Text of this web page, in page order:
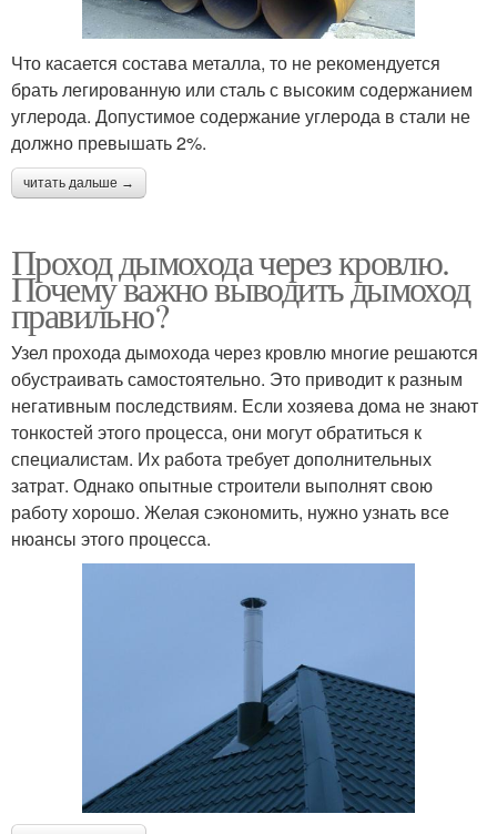
Что касается состава металла, то не рекомендуется
брать легированную или сталь с высоким содержанием
углерода. Допустимое содержание углерода в стали не
должно превышать 2%.
читать дальше →
Проход дымохода через кровлю.
Почему важно выводить дымоход
правильно?
Узел прохода дымохода через кровлю многие решаются
обустраивать самостоятельно. Это приводит к разным
негативным последствиям. Если хозяева дома не знают
тонкостей этого процесса, они могут обратиться к
специалистам. Их работа требует дополнительных
затрат. Однако опытные строители выполнят свою
работу хорошо. Желая сэкономить, нужно узнать все
нюансы этого процесса.